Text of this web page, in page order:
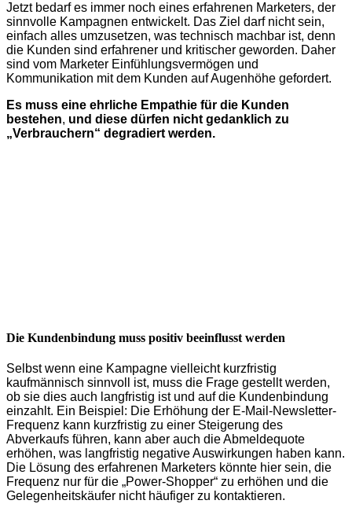
Jetzt bedarf es immer noch eines erfahrenen Marketers, der
sinnvolle Kampagnen entwickelt. Das Ziel darf nicht sein,
einfach alles umzusetzen, was technisch machbar ist, denn
die Kunden sind erfahrener und kritischer geworden. Daher
sind vom Marketer Einfühlungsvermögen und
Kommunikation mit dem Kunden auf Augenhöhe gefordert.
Es muss eine ehrliche Empathie für die Kunden
bestehen, und diese dürfen nicht gedanklich zu
„Verbrauchern“ degradiert werden.
Die Kundenbindung muss positiv beeinflusst werden
Selbst wenn eine Kampagne vielleicht kurzfristig
kaufmännisch sinnvoll ist, muss die Frage gestellt werden,
ob sie dies auch langfristig ist und auf die Kundenbindung
einzahlt. Ein Beispiel: Die Erhöhung der E-Mail-Newsletter-
Frequenz kann kurzfristig zu einer Steigerung des
Abverkaufs führen, kann aber auch die Abmeldequote
erhöhen, was langfristig negative Auswirkungen haben kann.
Die Lösung des erfahrenen Marketers könnte hier sein, die
Frequenz nur für die „Power-Shopper“ zu erhöhen und die
Gelegenheitskäufer nicht häufiger zu kontaktieren.